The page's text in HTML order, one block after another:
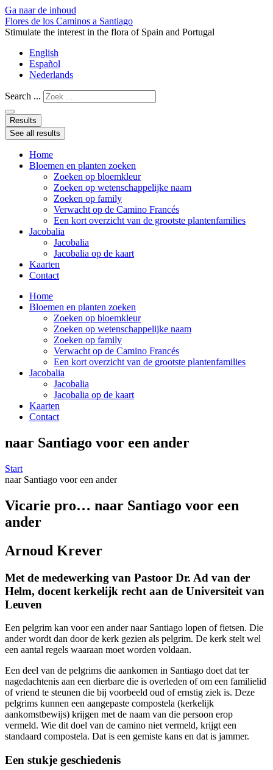
Ga naar de inhoud
Flores de los Caminos a Santiago
Stimulate the interest in the flora of Spain and Portugal
English
Español
Nederlands
Search ...
Results
See all results
Home
Bloemen en planten zoeken
Zoeken op bloemkleur
Zoeken op wetenschappelijke naam
Zoeken op family
Verwacht op de Camino Francés
Een kort overzicht van de grootste plantenfamilies
Jacobalia
Jacobalia
Jacobalia op de kaart
Kaarten
Contact
Home
Bloemen en planten zoeken
Zoeken op bloemkleur
Zoeken op wetenschappelijke naam
Zoeken op family
Verwacht op de Camino Francés
Een kort overzicht van de grootste plantenfamilies
Jacobalia
Jacobalia
Jacobalia op de kaart
Kaarten
Contact
naar Santiago voor een ander
Start
naar Santiago voor een ander
Vicarie pro… naar Santiago voor een
ander
Arnoud Krever
Met de medewerking van Pastoor Dr. Ad van der
Helm, docent kerkelijk recht aan de Universiteit van
Leuven
Een pelgrim kan voor een ander naar Santiago lopen of fietsen. Die
ander wordt dan door de kerk gezien als pelgrim. De kerk stelt wel
een aantal regels waaraan moet worden voldaan.
Een deel van de pelgrims die aankomen in Santiago doet dat ter
nagedachtenis aan een dierbare die is overleden of om een familielid
of vriend te steunen die bij voorbeeld oud of ernstig ziek is. Deze
pelgrims kunnen een aangepaste compostela (kerkelijk
aankomstbewijs) krijgen met de naam van die persoon erop
vermeld. Wie dit doel van de camino niet vermeld, krijgt een
standaard compostela. Dat is een gemiste kans en dat is jammer.
Een stukje geschiedenis